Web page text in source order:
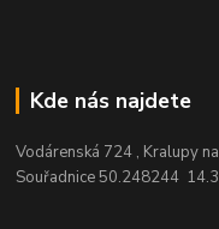
Kde nás najdete
Vodárenská 724 , Kralupy
Souřadnice 50.248244